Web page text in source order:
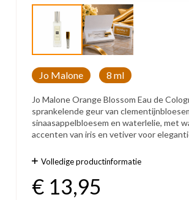
Jo Malone 8 ml
Jo Malone Orange Blossom Eau de
sprankelende geur van
sinaasappelbloesem en waterlelie, met
accenten van iris en vetiver voor
Volledige productinformatie
€ 13,95